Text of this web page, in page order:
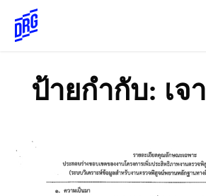
content
ป้ายกำกับ: เจ